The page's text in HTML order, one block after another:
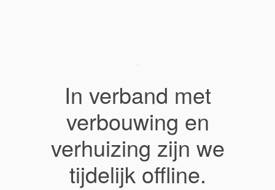
In verband met
verbouwing en
verhuizing zijn we
tijdelijk offline.